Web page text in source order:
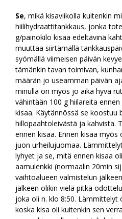
Se, mikä kisaviikolla kuitenkin
hiilihydraattitankkaus, jonka
g/painokilo kisaa edeltävinä
muuttaa siirtämällä
syömällä viimeisen päivän
tämänkin tavan toimivan,
määrän jo useamman päivän
minulla on myös jo aika hyvä
vähintään 100 g hiilareita ennen
kisaa. Käytännössä se koostuu
hillopaahtoleivästä ja kahvista.
ennen kisaa. Ennen kisaa
juon urheilujuomaa.
lyhyet ja se, mitä ennen kisaa
aamulenkki (normaalin 20min
vaihtoalueen valmistelun
jälkeen olikin vielä pitkä
joka oli n. klo 8:50. Lämmittelyt
koska kisa oli kuitenkin sen